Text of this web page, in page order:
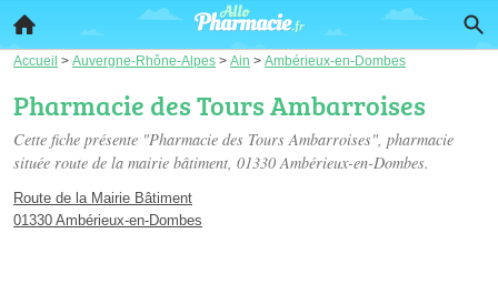
Accueil > Auvergne-Rhône-Alpes > Ain > Ambérieux-en-Dombes
Pharmacie des Tours Ambarroises
Cette fiche présente "Pharmacie des Tours Ambarroises", pharmacie
située route de la mairie bâtiment, 01330 Ambérieux-en-Dombes.
Route de la Mairie Bâtiment
01330 Ambérieux-en-Dombes